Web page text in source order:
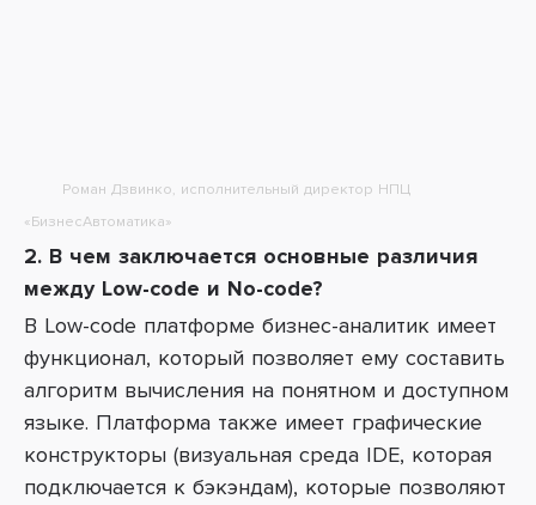
Роман Дзвинко, исполнительный директор НПЦ
«БизнесАвтоматика»
2. В чем заключается основные различия
между Low-code и No-code?
В Low-code платформе бизнес-аналитик имеет
функционал, который позволяет ему составить
алгоритм вычисления на понятном и доступном
языке. Платформа также имеет графические
конструкторы (визуальная среда IDE, которая
подключается к бэкэндам), которые позволяют